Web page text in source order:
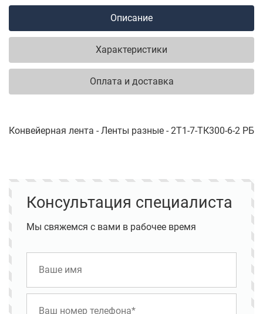
Описание
Характеристики
Оплата и доставка
Конвейерная лента - Ленты разные - 2Т1-7-ТК300-6-2 РБ
Консультация специалиста
Мы свяжемся с вами в рабочее время